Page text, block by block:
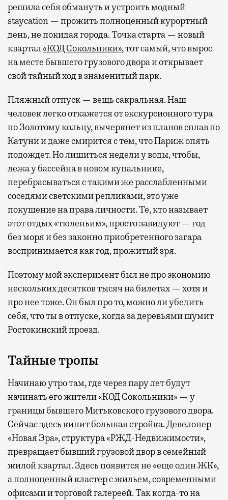
решила себя обмануть и устроить модный
staycation — прожить полноценный курортный
день, не покидая города. Точка старта — новый
квартал«КОД Сокольники», тот самый, что вырос
на месте бывшего грузового двора и открывает
свой тайный ход в знаменитый парк.
Пляжный отпуск — вещь сакральная. Наш
человек легко откажется от экскурсионного тура
по Золотому кольцу, вычеркнет из планов сплав по
Катуни и даже смирится с тем, что Париж опять
подождет. Но лишиться недели у воды, чтобы,
лежа у бассейна в новом купальнике,
перебрасываться с такими же расслабленными
соседями светскими репликами, это уже
покушение на права личности. Те, кто называет
этот отдых «тюленьим», просто завидуют — год
без моря и без законно приобретенного загара
воспринимается как год, прожитый зря.
Поэтому мой эксперимент был не про экономию
нескольких десятков тысяч на билетах — хотя и
про нее тоже. Он был про то, можно ли убедить
себя, что ты в отпуске, когда за деревьями шумит
Ростокинский проезд.
Тайные тропы
Начинаю утро там, где через пару лет будут
начинать его жители «КОД Сокольники» — у
границы бывшего Митьковского грузового двора.
Сейчас здесь кипит большая стройка. Девелопер
«Новая Эра», структура «РЖД-Недвижимости»,
превращает бывший грузовой двор в семейный
жилой квартал. Здесь появится не «еще один ЖК»,
а полноценный кластер с жильем, современными
офисами и торговой галереей. Так когда-то на